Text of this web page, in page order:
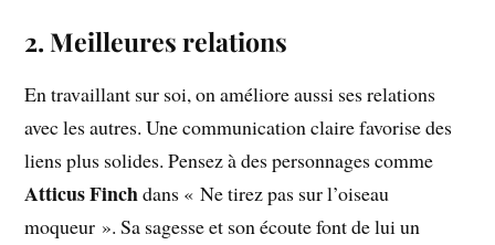
2. Meilleures relations
En travaillant sur soi, on améliore aussi ses relations
avec les autres. Une communication claire favorise des
liens plus solides. Pensez à des personnages comme
Atticus Finchdans « Ne tirez pas sur l’oiseau
moqueur ». Sa sagesse et son écoute font de lui un